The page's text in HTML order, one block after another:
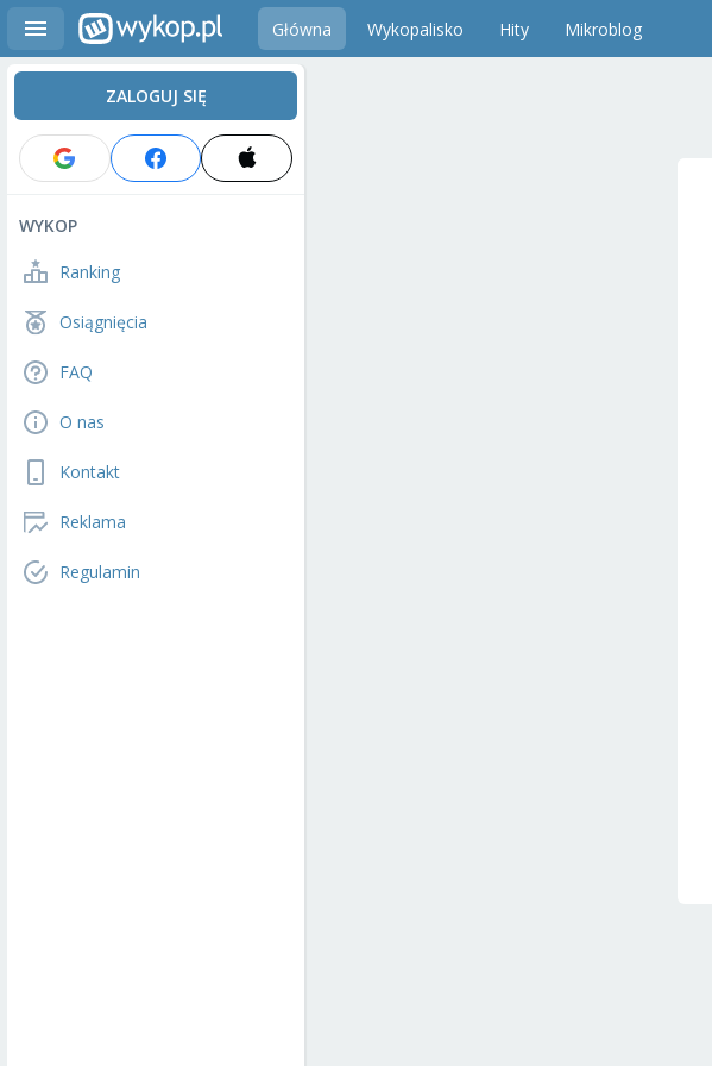
Główna Wykopalisko Hity Mikroblog
ZALOGUJ SIĘ
WYKOP
Ranking
Osiągnięcia
FAQ
O nas
Kontakt
Reklama
Regulamin